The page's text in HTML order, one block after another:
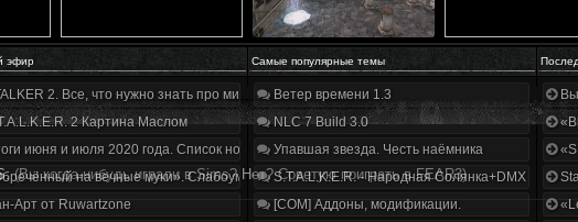
эфир Самые популярные темы
2. Все, что нужно знать про мир, геймплей и сюжет | Разбор трейлера
2 Картина Маслом
июня и июля 2020 года. Список нововведений
на вечные муки». Слабоумие и отвага
Арт от Ruwartzone
Ветер времени 1.3
NLC 7 Build 3.0
Упавшая звезда. Честь наёмника
S.T.A.L.K.E.R. - Народная Солянка+DMX
[COM] Аддоны, модификации.
(Вы когда-нибудь играли в Sims? Нет? Советую поиграть в FEAR3)